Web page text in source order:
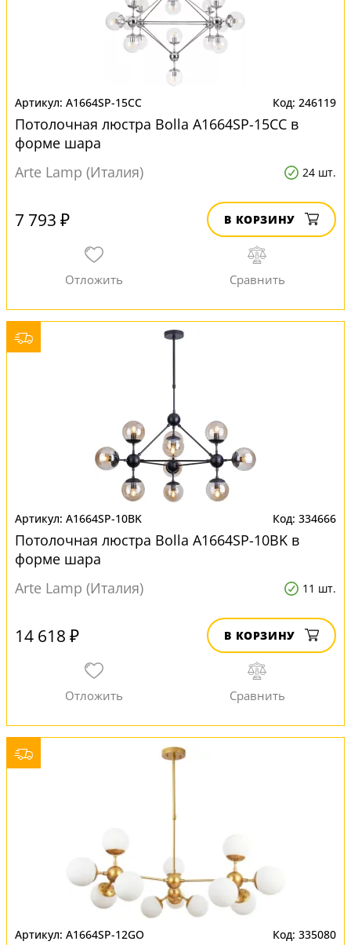
A1664SP-15CC 246119
Потолочная люстра Bolla A1664SP-15CC в
форме шара
Arte Lamp (Италия)
24 шт.
7 793 ₽ В КОРЗИНУ
A1664SP-10BK 334666
Потолочная люстра Bolla A1664SP-10BK в
форме шара
Arte Lamp (Италия)
11 шт.
14 618 ₽ В КОРЗИНУ
A1664SP-12GO 335080